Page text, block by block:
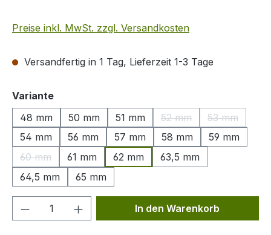
Preise inkl. MwSt. zzgl. Versandkosten
Versandfertig in 1 Tag, Lieferzeit 1-3 Tage
Varianteauswählen
48 mm
50 mm 51 mm 52 mm
(Diese Option ist
53 mm
(Diese
54 mm 56 mm 57 mm 58 mm
59 mm
60 mm
(Diese Option ist zurzeit nicht verfügbar.)
61 mm 62 mm
63,5 mm
64,5 mm
65 mm
Produkt Anzahl: Gib denIn den Warenkorb